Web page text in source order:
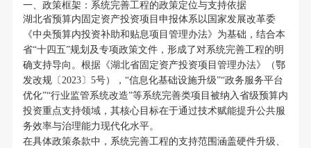
一、政策框架：系统完善工程的政策定位与支持依据
湖北省预算内固定资产投资项目申报体系以国家发展改革委
《中央预算内投资补助和贴息项目管理办法》为基础，结合本
省“十四五”规划及专项政策文件，形成了对系统完善工程的明
确支持导向。根据《湖北省固定资产投资项目管理办法》（鄂
发改规〔2023〕5号），“信息化基础设施升级”“政务服务平台
优化”“行业监管系统改造”等系统完善类项目被纳入省级预算内
投资重点支持领域，其核心目标在于通过技术赋能提升公共服
务效率与治理能力现代化水平。
在具体政策条款中，系统完善工程的支持范围涵盖硬件升级、